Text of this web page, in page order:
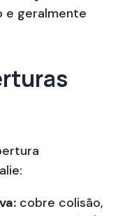
e geralmente
cobre colisão,